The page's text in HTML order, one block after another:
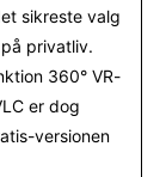
sikreste valg
privatliv.
360° VR-
er dog
versionen